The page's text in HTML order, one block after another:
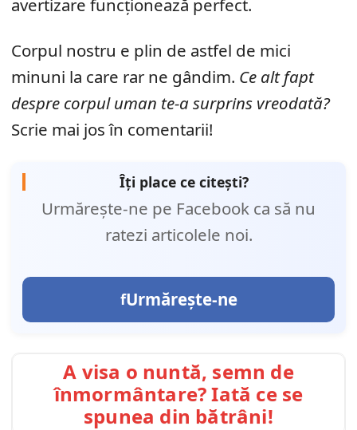
avertizare funcționează perfect.
Corpul nostru e plin de astfel de mici
minuni la care rar ne gândim. Ce alt fapt
despre corpul uman te-a surprins vreodată?
Scrie mai jos în comentarii!
Îți place ce citești?
Urmărește-ne pe Facebook ca să nu
ratezi articolele noi.
Urmărește-ne
A visa o nuntă, semn de
înmormântare? Iată ce se
spunea din bătrâni!